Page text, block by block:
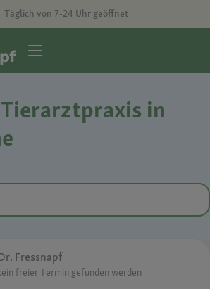
Täglich von 7-24 Uhr geöffnet
in
Fressnapf
freier Termin gefunden werden